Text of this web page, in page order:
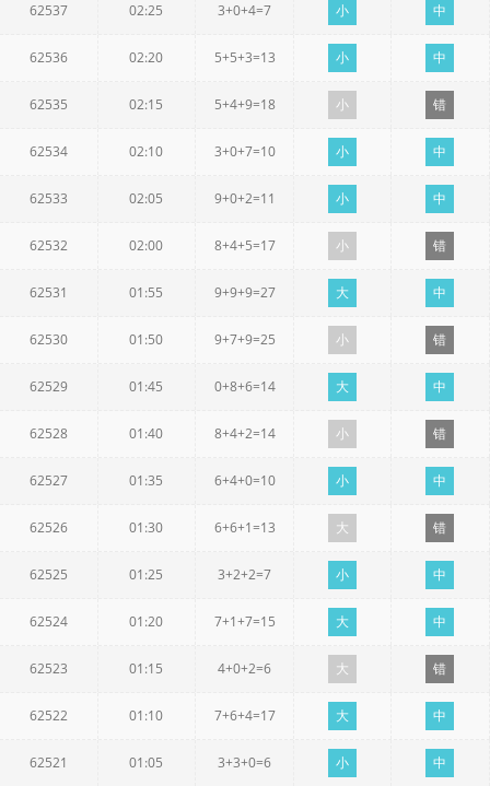
62537 02:25 3+0+4=7 小 中
62536 02:20 5+5+3=13 小 中
62535 02:15 5+4+9=18 小 错
62534 02:10 3+0+7=10 小 中
62533 02:05 9+0+2=11 小 中
62532 02:00 8+4+5=17 小 错
62531 01:55 9+9+9=27 大 中
62530 01:50 9+7+9=25 小 错
62529 01:45 0+8+6=14 大 中
62528 01:40 8+4+2=14 小 错
62527 01:35 6+4+0=10 小 中
62526 01:30 6+6+1=13 大 错
62525 01:25 3+2+2=7 小 中
62524 01:20 7+1+7=15 大 中
62523 01:15 4+0+2=6 大 错
62522 01:10 7+6+4=17 大 中
62521 01:05 3+3+0=6 小 中